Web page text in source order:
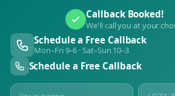
Callback Booked!
We'll call you at your
Schedule a Free Callback
Mon–Fri 9–6 · Sat–Sun 10–3
Schedule a Free Callback